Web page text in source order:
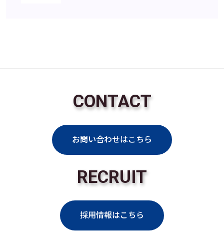
CONTACT
お問い合わせはこちら
RECRUIT
採用情報はこちら